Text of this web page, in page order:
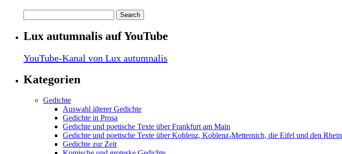
Lux autumnalis auf YouTube
YouTube-Kanal von Lux autumnalis
Kategorien
Gedichte
Auswahl älterer Gedichte
Gedichte in Prosa
Gedichte und poetische Texte über Frankfurt am Main
Gedichte und poetische Texte über Koblenz, Koblenz-Metternich, die Eifel und den Rhein
Gedichte zur Zeit